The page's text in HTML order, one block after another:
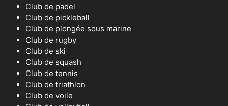
Club de padel
Club de pickleball
Club de plongée sous marine
Club de rugby
Club de ski
Club de squash
Club de tennis
Club de triathlon
Club de voile